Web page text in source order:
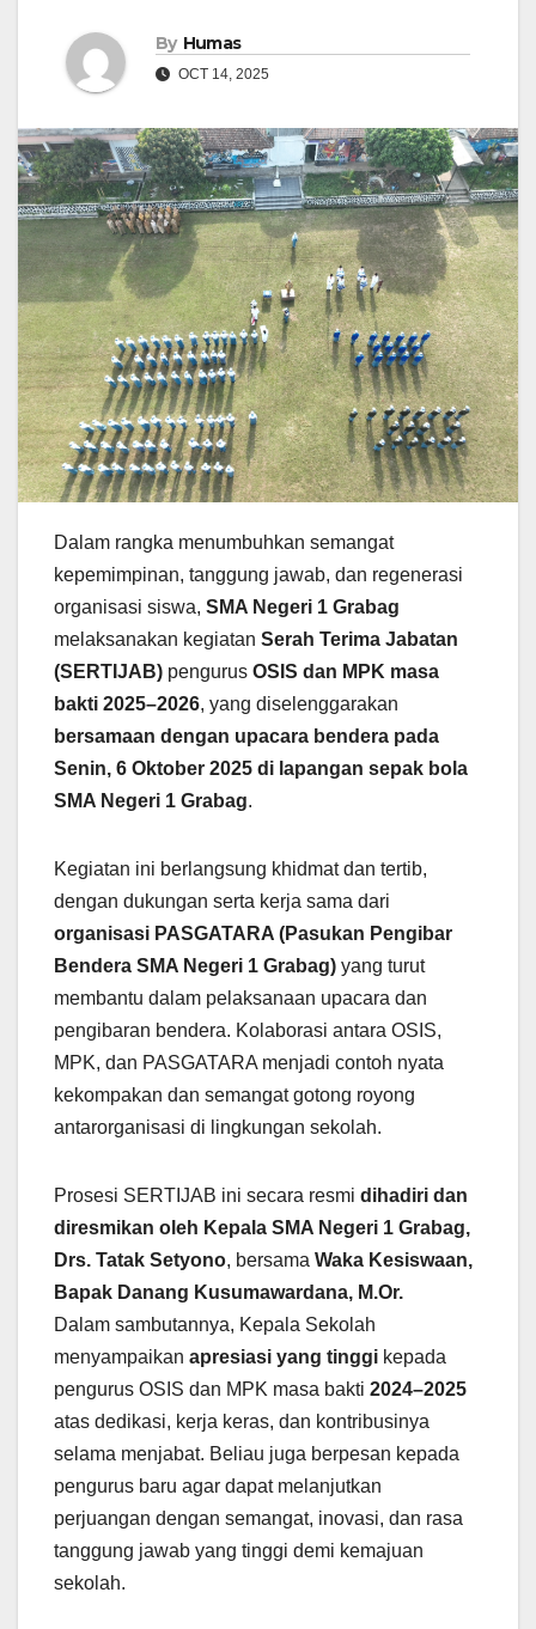
By Humas
OCT 14, 2025
Dalam rangka menumbuhkan semangat
kepemimpinan, tanggung jawab, dan regenerasi
organisasi siswa, SMA Negeri 1 Grabag
melaksanakan kegiatan Serah Terima Jabatan
(SERTIJAB) pengurus OSIS dan MPK masa
bakti 2025–2026, yang diselenggarakan
bersamaan dengan upacara bendera pada
Senin, 6 Oktober 2025 di lapangan sepak bola
SMA Negeri 1 Grabag.
Kegiatan ini berlangsung khidmat dan tertib,
dengan dukungan serta kerja sama dari
organisasi PASGATARA (Pasukan Pengibar
Bendera SMA Negeri 1 Grabag) yang turut
membantu dalam pelaksanaan upacara dan
pengibaran bendera. Kolaborasi antara OSIS,
MPK, dan PASGATARA menjadi contoh nyata
kekompakan dan semangat gotong royong
antarorganisasi di lingkungan sekolah.
Prosesi SERTIJAB ini secara resmi dihadiri dan
diresmikan oleh Kepala SMA Negeri 1 Grabag,
Drs. Tatak Setyono, bersama Waka Kesiswaan,
Bapak Danang Kusumawardana, M.Or.
Dalam sambutannya, Kepala Sekolah
menyampaikan apresiasi yang tinggi kepada
pengurus OSIS dan MPK masa bakti 2024–2025
atas dedikasi, kerja keras, dan kontribusinya
selama menjabat. Beliau juga berpesan kepada
pengurus baru agar dapat melanjutkan
perjuangan dengan semangat, inovasi, dan rasa
tanggung jawab yang tinggi demi kemajuan
sekolah.